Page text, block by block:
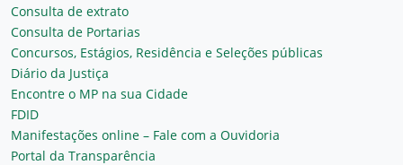
Consulta de extrato
Consulta de Portarias
Concursos, Estágios, Residência e Seleções públicas
Diário da Justiça
Encontre o MP na sua Cidade
FDID
Manifestações online – Fale com a Ouvidoria
Portal da Transparência